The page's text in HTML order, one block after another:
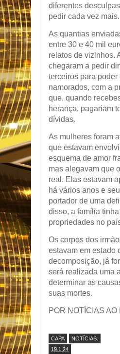
diferentes
pedir cada vez mais.
As quantias
entre 30 e 40 mil
relatos de vizinhos.
chegaram a pedir
terceiros para poder
namorados, com a
que, quando
herança, pagariam
dívidas.
As mulheres foram
que estavam
esquema de amor
mas alegavam que
real. Elas estavam
há vários anos e
portador de uma
disso, a família
propriedades no
Os corpos dos
estavam em estado
decomposição, já
será realizada uma
determinar as
suas mortes.
POR NOTÍCIAS AO
CAPA
NOTÍCIAS.
19.1.24